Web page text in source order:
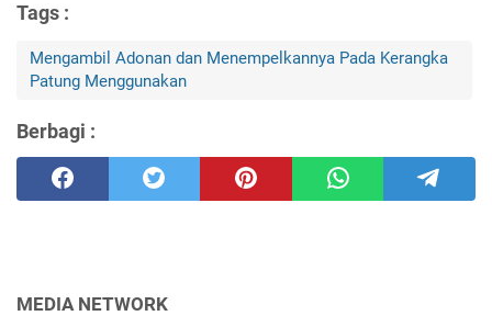
Tags :
Mengambil Adonan dan Menempelkannya Pada Kerangka
Patung Menggunakan
Berbagi :
MEDIA NETWORK